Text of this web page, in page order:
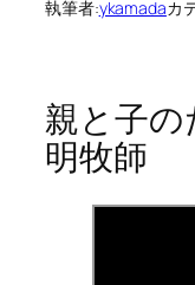
執筆者:ykamadaカ
親と子の
明牧師